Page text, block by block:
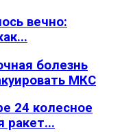
вечно:
болезнь
МКС
24 колесное
ракет...